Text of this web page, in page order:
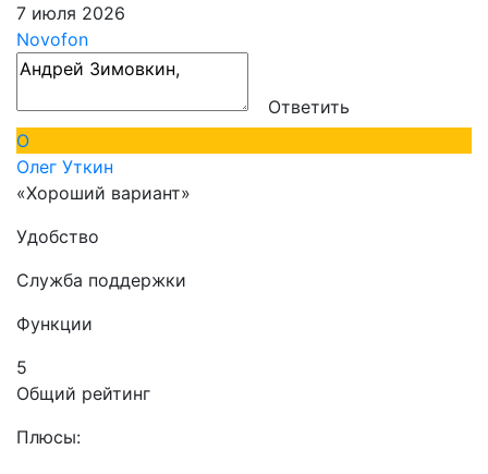
7 июля 2026
Novofon
Ответить
О
Олег Уткин
«Хороший вариант»
Удобство
Служба поддержки
Функции
5
Общий рейтинг
Плюсы: